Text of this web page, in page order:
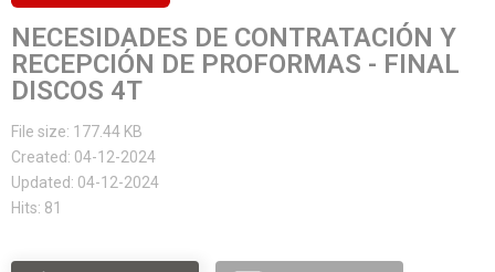
NECESIDADES DE CONTRATACIÓN Y
RECEPCIÓN DE PROFORMAS - FINAL
DISCOS 4T
File size: 177.44 KB
Created: 04-12-2024
Updated: 04-12-2024
Hits: 81